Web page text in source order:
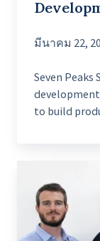
มีนาคม 22,
Seven Peaks
to build
Surprising
Success
Of